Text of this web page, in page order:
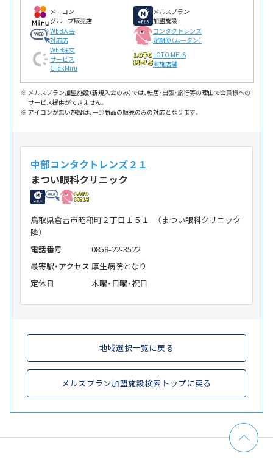
メニコン
グループ販売店
メルスプラン
加盟施設
WEB入会
対応店
コンタクトレンズ
定期便（ムータン）
WEB注文
サービス
ClickMiru
LOTO MELS
実施店舗
メルスプラン加盟施設（新規入会のみ）では、転居・出張・旅行等の理由で会員様への
サービス提供ができません。
アイコンが無い施設は、一部商品の販売のみの対応となります。
中部コンタクトレンズ２１
まつい眼科クリニック
鳥取県倉吉市昭和町２丁目１５１ （まつい眼科クリニック
隣）
電話番号
0858-22-3522
最寄駅・アクセス 厚生病院となり
定休日
木曜・日曜・祝日
地域選択一覧に戻る
メルスプラン加盟施設検索トップに戻る